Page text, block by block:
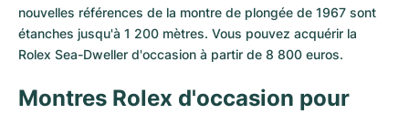
nouvelles références de la montre de plongée de 1967 sont
étanches jusqu'à 1 200 mètres. Vous pouvez acquérir la
Rolex Sea-Dweller d'occasion à partir de 8 800 euros.
Montres Rolex d'occasion pour